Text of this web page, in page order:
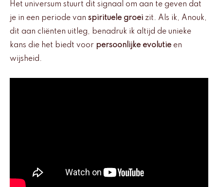
Het universum stuurt dit signaal om aan te geven dat
je in een periode van spirituele groei zit. Als ik, Anouk,
dit aan cliënten uitleg, benadruk ik altijd de unieke
kans die het biedt voor persoonlijke evolutie en
wijsheid.